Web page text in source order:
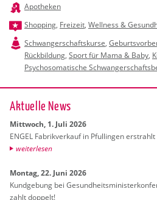
Apotheken
Shopping, Freizeit, Wellness &
Schwangerschaftskurse,
Rückbildung, Sport für Mama & Baby,
Psychosomatische
Ak­tu­el­le News
Mitt­woch, 1. Juli 2026
ENGEL Fa­brik­ver­kauf in Pful­lin­gen
wei­ter­le­sen
Mon­tag, 22. Juni 2026
Kund­ge­bung bei
zahlt dop­pelt!